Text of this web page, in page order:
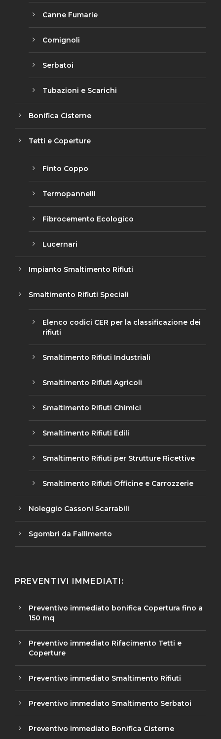
Canne Fumarie
Comignoli
Serbatoi
Tubazioni e Scarichi
Bonifica Cisterne
Tetti e Coperture
Finto Coppo
Termopannelli
Fibrocemento Ecologico
Lucernari
Impianto Smaltimento Rifiuti
Smaltimento Rifiuti Speciali
Elenco codici CER per la classificazione dei
rifiuti
Smaltimento Rifiuti Industriali
Smaltimento Rifiuti Agricoli
Smaltimento Rifiuti Chimici
Smaltimento Rifiuti Edili
Smaltimento Rifiuti per Strutture Ricettive
Smaltimento Rifiuti Officine e Carrozzerie
Noleggio Cassoni Scarrabili
Sgombri da Fallimento
PREVENTIVI IMMEDIATI:
Preventivo immediato bonifica Copertura fino a
150 mq
Preventivo immediato Rifacimento Tetti e
Coperture
Preventivo immediato Smaltimento Rifiuti
Preventivo immediato Smaltimento Serbatoi
Preventivo immediato Bonifica Cisterne